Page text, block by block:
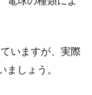
！！
テリア、住み始めは
いますが、実際
しょう。